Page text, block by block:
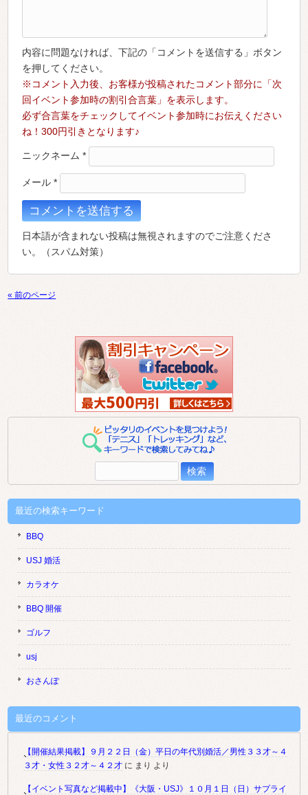
内容に問題なければ、下記の「コメントを送信する」ボタン
を押してください。
※コメント入力後、お客様が投稿されたコメント部分に「次
回イベント参加時の割引合言葉」を表示します。
必ず合言葉をチェックしてイベント参加時にお伝えください
ね！300円引きとなります♪
ニックネーム*
メール*
日本語が含まれない投稿は無視されますのでご注意くださ
い。（スパム対策）
« 前のページ
索:
最近の検索キーワード
BBQ
USJ 婚活
カラオケ
BBQ 開催
ゴルフ
usj
おさんぽ
最近のコメント
【開催結果掲載】９月２２日（金）平日の年代別婚活／男性３３才～４
３才・女性３２才～４２才 に まり より
【イベント写真など掲載中】《大阪・USJ》１０月１日（日）サプライ